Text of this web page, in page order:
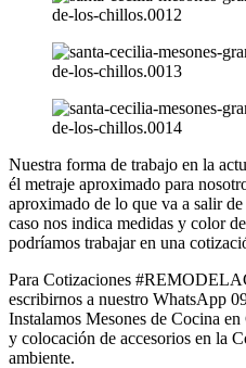
Nuestra forma de trabajo en la
él metraje aproximado para
aproximado de lo que va a salir
caso nos indica medidas y color
podríamos trabajar en una
Para Cotizaciones
escribirnos a nuestro WhatsApp
Instalamos Mesones de Cocina
y colocación de accesorios en la
ambiente.